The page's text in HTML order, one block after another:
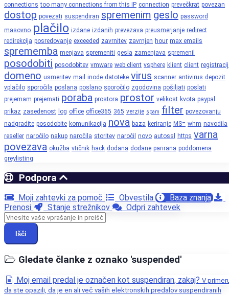
connections too many connections from this IP connection prevečkrat povezan
dostop povezati suspendiran spremenim geslo password
masovno plačilo izdane izdanih prevezava preusmerjanje redirect
redirekcija posredovanje exceeded zavrnitev zavrnjen hour max emails
sprememba menjava spremeniti gesla zamenjava spremenil
posodobiti posodobitev vmware web client vsphere klient client
domeno usmeritev mail inode datoteke virus scanner antivirus depozit
vplačilo sporočila poslana poslano sporočilo zgodovina pošiljati poslati
prejemam prejemati poraba prostora prostor velikost kvota paypal
prikaz zasedenost log office office365 365 verzije spam filter povezovanju
nadgradite posodobite komunikacija nova baza keriranje MS= whm navodila
reseller naročilo nakup naročila storitev naročil novo autossl https varna
povezava okužba vtičnik hack dodana dodane parirana poddomena
greylisting
Podpora
Moji zahtevki za pomoč Obvestila
Baza znanja
Prenosi
Stanje strežnikov Odpri zahtevek
Išči
Gledate članke z oznako 'suspended'
Moj email predal je označen kot suspendiran, zakaj? V
da ste opazili, da je en ali več vaših elektronskih predalov suspendiranih